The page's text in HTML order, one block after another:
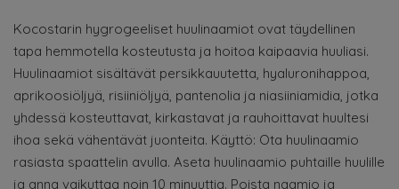
Kocostarin hygrogeeliset huulinaamiot ovat täydellinen
tapa hemmotella kosteutusta ja hoitoa kaipaavia huuliasi.
Huulinaamiot sisältävät persikkauutetta, hyaluronihappoa,
aprikoosiöljyä, risiiniöljyä, pantenolia ja niasiiniamidia, jotka
yhdessä kosteuttavat, kirkastavat ja rauhoittavat huultesi
ihoa sekä vähentävät juonteita. Käyttö: Ota huulinaamio
rasiasta spaattelin avulla. Aseta huulinaamio puhtaille huulille
ja anna vaikuttaa noin 10 minuuttia. Poista naamio ja